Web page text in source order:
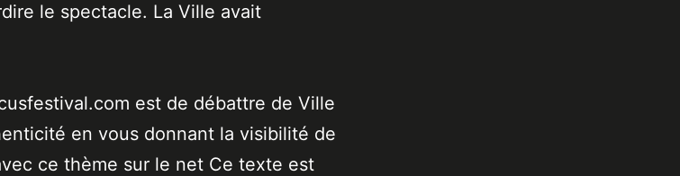
le spectacle. La Ville avait
est de débattre de Ville
en vous donnant la visibilité de
ce thème sur le net Ce texte est